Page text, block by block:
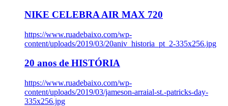
NIKE CELEBRA AIR MAX 720
https://www.ruadebaixo.com/wp-
content/uploads/2019/03/20aniv_historia_pt_2-335x256.jpg
20 anos de HISTÓRIA
https://www.ruadebaixo.com/wp-
content/uploads/2019/03/jameson-arraial-st.-patricks-day-
335x256.jpg